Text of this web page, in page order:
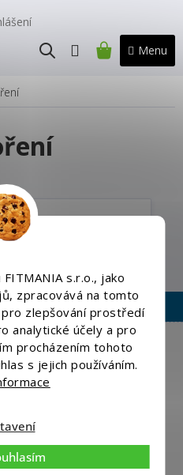
s.r.o., jako
zpracovává na tomto
zlepšování prostředí
analytické účely a pro
procházením tohoto
s jejich používáním.
NÁKUPNÍ
Nakódoval eshopGuru
. Všechna práva vyhrazena.
cookies